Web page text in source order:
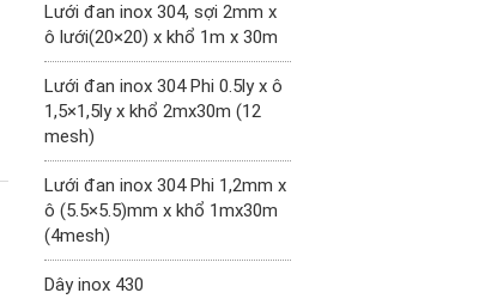
Lưới đan inox 304, sợi 2mm x
ô lưới(20×20) x khổ 1m x 30m
Lưới đan inox 304 Phi 0.5ly x ô
1,5×1,5ly x khổ 2mx30m (12
mesh)
Lưới đan inox 304 Phi 1,2mm x
ô (5.5×5.5)mm x khổ 1mx30m
(4mesh)
Dây inox 430